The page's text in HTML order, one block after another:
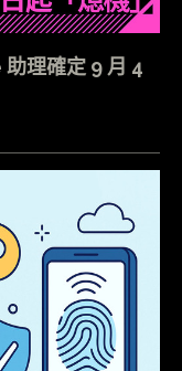
理確定 9 月 4